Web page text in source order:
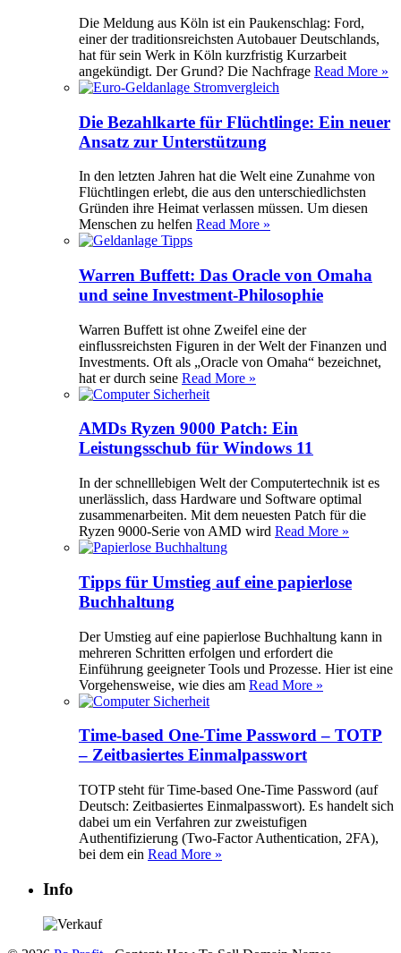
Die Meldung aus Köln ist ein Paukenschlag: Ford,
einer der traditionsreichsten Autobauer Deutschlands,
hat für sein Werk in Köln kurzfristig Kurzarbeit
angekündigt. Der Grund? Die Nachfrage Read More »
Die Bezahlkarte für Flüchtlinge: Ein neuer
Ansatz zur Unterstützung
In den letzten Jahren hat die Welt eine Zunahme von
Flüchtlingen erlebt, die aus den unterschiedlichsten
Gründen ihre Heimat verlassen müssen. Um diesen
Menschen zu helfen Read More »
Warren Buffett: Das Oracle von Omaha
und seine Investment-Philosophie
Warren Buffett ist ohne Zweifel eine der
einflussreichsten Figuren in der Welt der Finanzen und
Investments. Oft als „Oracle von Omaha“ bezeichnet,
hat er durch seine Read More »
AMDs Ryzen 9000 Patch: Ein
Leistungsschub für Windows 11
In der schnelllebigen Welt der Computertechnik ist es
unerlässlich, dass Hardware und Software optimal
zusammenarbeiten. Mit dem neuesten Patch für die
Ryzen 9000-Serie von AMD wird Read More »
Tipps für Umstieg auf eine papierlose
Buchhaltung
Der Umstieg auf eine papierlose Buchhaltung kann in
mehreren Schritten erfolgen und erfordert die
Einführung geeigneter Tools und Prozesse. Hier ist eine
Vorgehensweise, wie dies am Read More »
Time-based One-Time Password – TOTP
– Zeitbasiertes Einmalpasswort
TOTP steht für Time-based One-Time Password (auf
Deutsch: Zeitbasiertes Einmalpasswort). Es handelt sich
dabei um ein Verfahren zur zweistufigen
Authentifizierung (Two-Factor Authentication, 2FA),
bei dem ein Read More »
Info